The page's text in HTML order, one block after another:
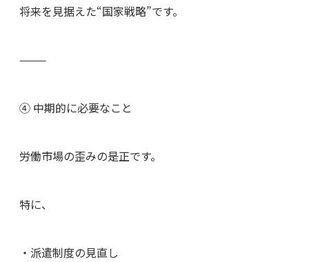
将来を見据えた“国家戦略”です。
⸻
④ 中期的に必要なこと
労働市場の歪みの是正です。
特に、
・派遣制度の見直し